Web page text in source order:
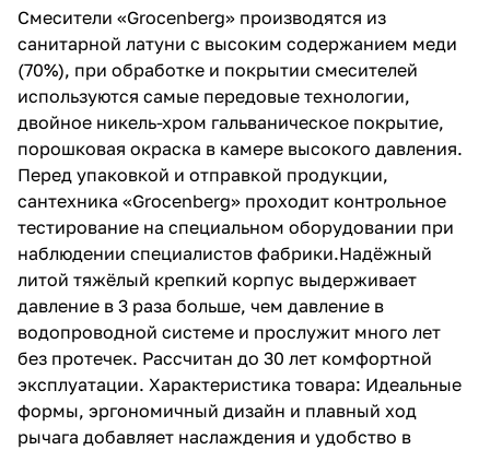
Смесители «Grocenberg» производятся из
санитарной латуни с высоким содержанием меди
(70%), при обработке и покрытии смесителей
используются самые передовые технологии,
двойное никель-хром гальваническое покрытие,
порошковая окраска в камере высокого давления.
Перед упаковкой и отправкой продукции,
сантехника «Grocenberg» проходит контрольное
тестирование на специальном оборудовании при
наблюдении специалистов фабрики.Надёжный
литой тяжёлый крепкий корпус выдерживает
давление в 3 раза больше, чем давление в
водопроводной системе и прослужит много лет
без протечек. Рассчитан до 30 лет комфортной
эксплуатации. Характеристика товара: Идеальные
формы, эргономичный дизайн и плавный ход
рычага добавляет наслаждения и удобство в